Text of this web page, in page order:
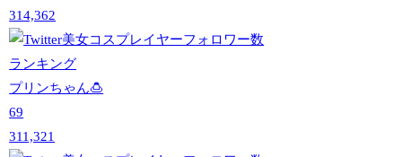
314,362
プリンちゃん🍮
69
311,321